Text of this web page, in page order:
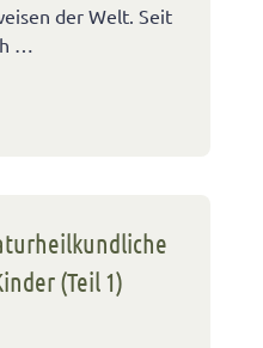
der Welt. Seit
…
(Teil 1)